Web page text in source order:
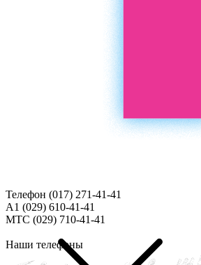
Телефон (017) 271-41-41
A1 (029) 610-41-41
МТС (029) 710-41-41
Наши телефоны